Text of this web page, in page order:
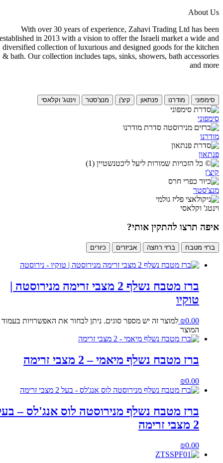
About Us
With over 30 years of experience, Zahavi Trading Ltd has been
established in 2013 with a vision to offer the Israeli market a wide and
diversified collection of luxurious and designed goods for the kitchen
& bath. Our collection includes taps, sinks, showers, bath accessories
and more
סימפוני מודרנו פנתאון קיצ'ן מנצ'סטר וינטג' וקלאסי
סימפוני
מודרנו
פנתאון
קיצ'ן
מנצ'סטר
וינטג' וקלאסי
איפה תרצו להתקין אותי?
ברזי מטבח ברזי רחצה אביזרים כיורים
ברז מטבח נשלף 2 מצבי זרימה מנירוסטה |
טוקיו
₪0.00
למוצר זה יש מספר סוגים. ניתן לבחור את האפשרויות בעמוד
המוצר
ברז מטבח נשלף מיאמי – 2 מצבי זרימה
₪0.00
ברז מטבח נשלף מנירוסטה לוס אנג'לס – בעל
2 מצבי זרימה
₪0.00